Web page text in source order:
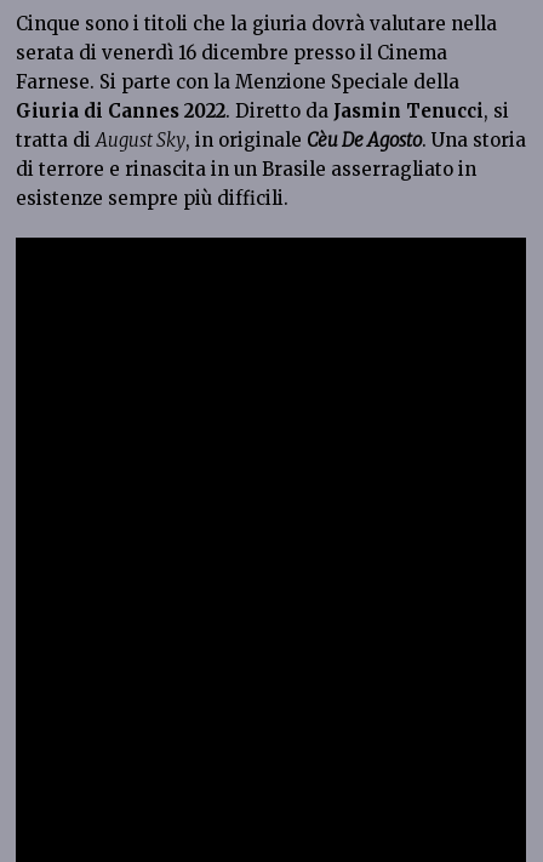
Cinque sono i titoli che la giuria dovrà valutare nella
serata di venerdì 16 dicembre presso il Cinema
Farnese. Si parte con la Menzione Speciale della
Giuria di Cannes 2022. Diretto da Jasmin Tenucci, si
tratta diAugust Sky, in originale Cèu De Agosto. Una storia
di terrore e rinascita in un Brasile asserragliato in
esistenze sempre più difficili.